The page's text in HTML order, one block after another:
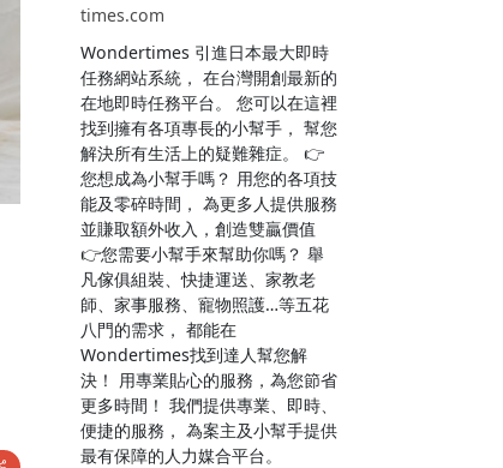
times.com
Wondertimes 引進日本最大即時
任務網站系統， 在台灣開創最新的
在地即時任務平台。 您可以在這裡
找到擁有各項專長的小幫手， 幫您
解決所有生活上的疑難雜症。 👉
您想成為小幫手嗎？ 用您的各項技
能及零碎時間， 為更多人提供服務
並賺取額外收入，創造雙贏價值
👉您需要小幫手來幫助你嗎？ 舉
凡傢俱組裝、快捷運送、家教老
師、家事服務、寵物照護…等五花
八門的需求， 都能在
Wondertimes找到達人幫您解
決！ 用專業貼心的服務，為您節省
更多時間！ 我們提供專業、即時、
便捷的服務， 為案主及小幫手提供
最有保障的人力媒合平台。